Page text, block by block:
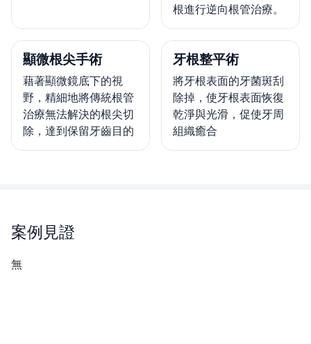
根進行逆向根管治療。
顯微根尖手術
藉著顯微鏡底下的視
野，精細地將傳統根管
治療無法解決的根尖切
除，達到保留牙齒目的
牙根整平術
將牙根表面的牙菌斑刮
除掉，使牙根表面恢復
乾淨與光滑，促使牙周
組織癒合
案例見證
無